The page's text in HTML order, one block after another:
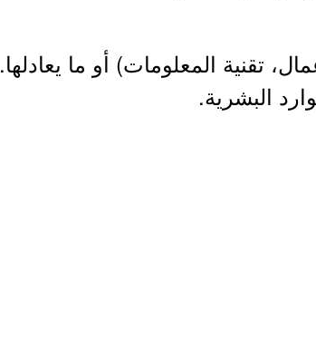
تقنية المعلومات) أو ما يعادلها.